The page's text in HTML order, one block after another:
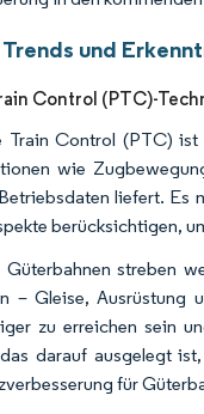
und
Control (PTC)-
Train Control (PTC) ist
wie
liefert. Es
berücksichtigen,
Güterbahnen streben
– Gleise, Ausrüstung
zu erreichen sein
darauf ausgelegt
für